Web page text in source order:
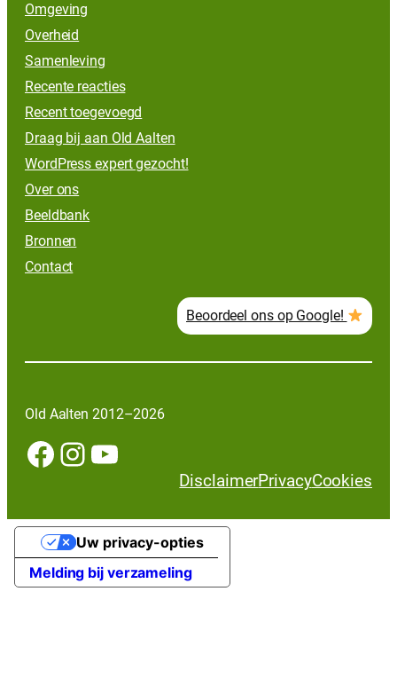
Omgeving
Overheid
Samenleving
Recente reacties
Recent toegevoegd
Draag bij aan Old Aalten
WordPress expert gezocht!
Over ons
Beeldbank
Bronnen
Contact
Beoordeel ons op Google!
Old Aalten 2012–2026
Facebook InstagramYouTube
DisclaimerPrivacyCookies
Melding bij verzameling
Uw privacy-opties